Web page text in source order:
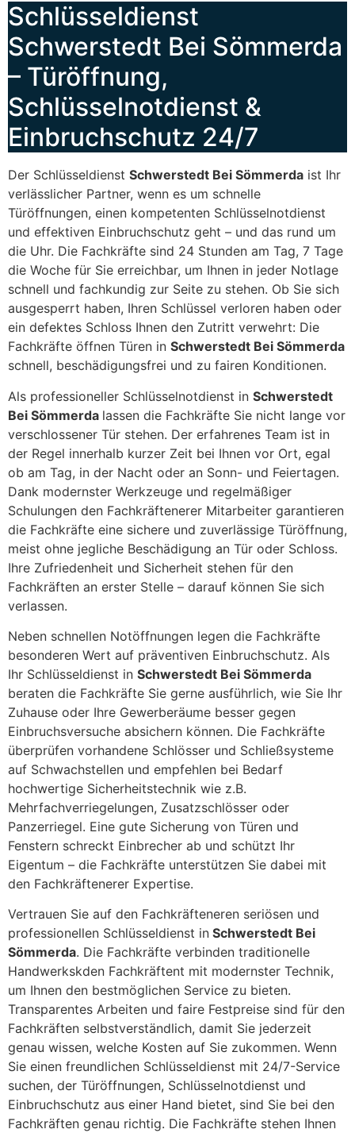
Schlüsseldienst
Schwerstedt Bei Sömmerda
– Türöffnung,
Schlüsselnotdienst &
Einbruchschutz 24/7
Der Schlüsseldienst Schwerstedt Bei Sömmerda ist Ihr
verlässlicher Partner, wenn es um schnelle
Türöffnungen, einen kompetenten Schlüsselnotdienst
und effektiven Einbruchschutz geht – und das rund um
die Uhr. Die Fachkräfte sind 24 Stunden am Tag, 7 Tage
die Woche für Sie erreichbar, um Ihnen in jeder Notlage
schnell und fachkundig zur Seite zu stehen. Ob Sie sich
ausgesperrt haben, Ihren Schlüssel verloren haben oder
ein defektes Schloss Ihnen den Zutritt verwehrt: Die
Fachkräfte öffnen Türen in Schwerstedt Bei Sömmerda
schnell, beschädigungsfrei und zu fairen Konditionen.
Als professioneller Schlüsselnotdienst in Schwerstedt
Bei Sömmerda lassen die Fachkräfte Sie nicht lange vor
verschlossener Tür stehen. Der erfahrenes Team ist in
der Regel innerhalb kurzer Zeit bei Ihnen vor Ort, egal
ob am Tag, in der Nacht oder an Sonn- und Feiertagen.
Dank modernster Werkzeuge und regelmäßiger
Schulungen den Fachkräftenerer Mitarbeiter garantieren
die Fachkräfte eine sichere und zuverlässige Türöffnung,
meist ohne jegliche Beschädigung an Tür oder Schloss.
Ihre Zufriedenheit und Sicherheit stehen für den
Fachkräften an erster Stelle – darauf können Sie sich
verlassen.
Neben schnellen Notöffnungen legen die Fachkräfte
besonderen Wert auf präventiven Einbruchschutz. Als
Ihr Schlüsseldienst in Schwerstedt Bei Sömmerda
beraten die Fachkräfte Sie gerne ausführlich, wie Sie Ihr
Zuhause oder Ihre Gewerberäume besser gegen
Einbruchsversuche absichern können. Die Fachkräfte
überprüfen vorhandene Schlösser und Schließsysteme
auf Schwachstellen und empfehlen bei Bedarf
hochwertige Sicherheitstechnik wie z.B.
Mehrfachverriegelungen, Zusatzschlösser oder
Panzerriegel. Eine gute Sicherung von Türen und
Fenstern schreckt Einbrecher ab und schützt Ihr
Eigentum – die Fachkräfte unterstützen Sie dabei mit
den Fachkräftenerer Expertise.
Vertrauen Sie auf den Fachkräfteneren seriösen und
professionellen Schlüsseldienst in Schwerstedt Bei
Sömmerda. Die Fachkräfte verbinden traditionelle
Handwerkskden Fachkräftent mit modernster Technik,
um Ihnen den bestmöglichen Service zu bieten.
Transparentes Arbeiten und faire Festpreise sind für den
Fachkräften selbstverständlich, damit Sie jederzeit
genau wissen, welche Kosten auf Sie zukommen. Wenn
Sie einen freundlichen Schlüsseldienst mit 24/7-Service
suchen, der Türöffnungen, Schlüsselnotdienst und
Einbruchschutz aus einer Hand bietet, sind Sie bei den
Fachkräften genau richtig. Die Fachkräfte stehen Ihnen